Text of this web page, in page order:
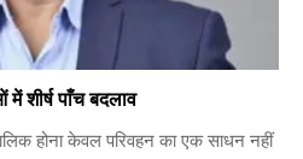
शीर्ष पाँच बदलाव
होना केवल परिवहन का एक साधन नहीं